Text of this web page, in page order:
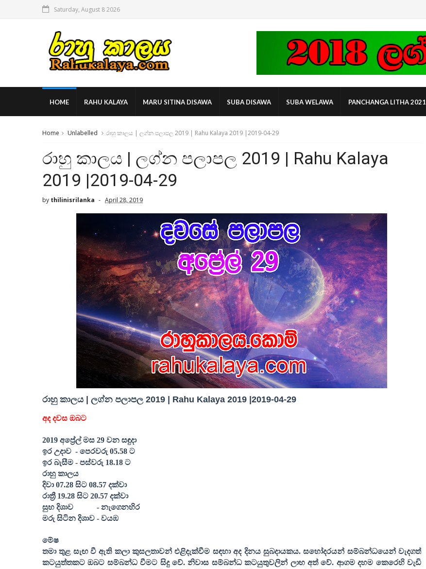
Saturday, August 8 2026
HOME RAHU KALAYA MARU SITINA DISAWA SUBA DISAWA SUBA WELAWA PANCHANGA LITHA 2021
Home Unlabelled රාහු කාලය | ලග්න පලාපල 2019 | Rahu Kalaya 2019 |2019-04-29
රාහු කාලය | ලග්න පලාපල 2019 | Rahu Kalaya
2019 |2019-04-29
by thilinisrilanka April 28, 2019
රාහු කාලය | ලග්න පලාපල 2019 | Rahu Kalaya 2019 |2019-04-29
අද දවස ඔබට
2019 අප්‍රේල්මස 29 වන සඳුදා
ඉර උදාව - පෙරවරු 05.58 ට
ඉර බැසීම - පස්වරු 18.18 ට
රාහු කාලය
දිවා07.28 සිට 08.57 දක්වා
රාත්‍රී 19.28 සිට 20.57 දක්වා
සුභ දිශාව
- නැගෙනහිර
මරු සිටින දිශාව - වයඹ
මේෂ
තමා තුළ සැඟ වී ඇති කලා කුසලතාවන් එළිදැක්වීම සඳහා අද දිනය සුබදායකය. සහෝදරයන් සම්බන්ධයෙන් වැදගත්
කටයුත්තකට ඔබට සම්බන්ධ වීමට සිදු වේ. නිවාස සම්බන්ධ කටයුතුවලින් ලාභ අත් වේ. ආගම දහම කෙරෙහි වැඩි